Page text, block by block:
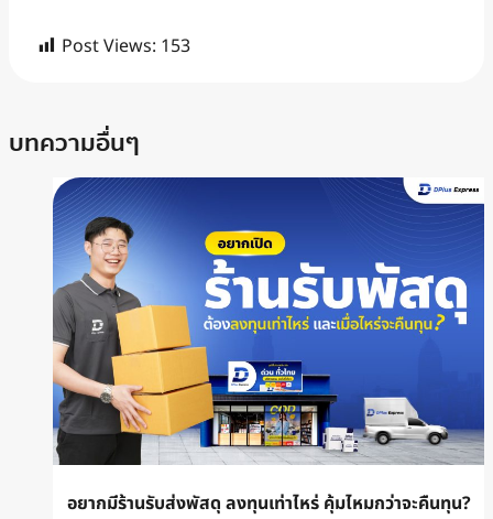
Post Views: 153
บทความอื่นๆ
อยากมีร้านรับส่งพัสดุ ลงทุนเท่าไหร่ คุ้มไหมกว่าจะคืนทุน?